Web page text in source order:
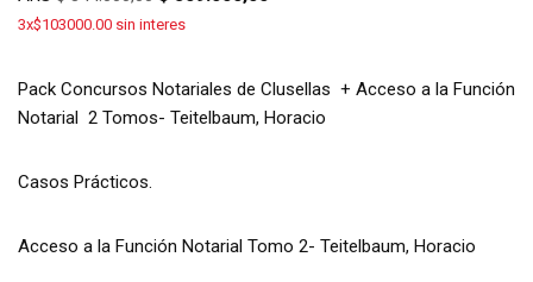
3x$103000.00 sin interes
Pack Concursos Notariales de Clusellas + Acceso a la Función
Notarial 2 Tomos- Teitelbaum, Horacio
Casos Prácticos.
Acceso a la Función Notarial Tomo 2- Teitelbaum, Horacio